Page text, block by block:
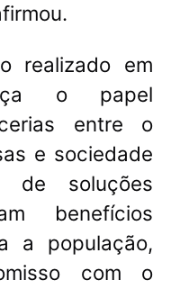
realizado em
o papel
entre o
e sociedade
de soluções
benefícios
a população,
com o